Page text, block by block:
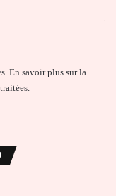
En savoir plus sur la
.